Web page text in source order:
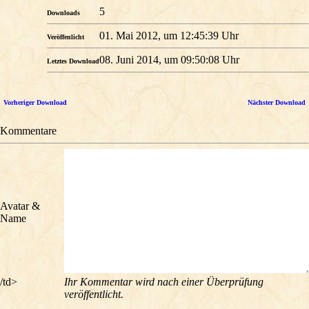
Downloads 5
Veröffenlicht 01. Mai 2012, um 12:45:39 Uhr
Letztes Download08. Juni 2014, um 09:50:08 Uhr
Vorheriger Download Nächster Download
Kommentare
Avatar &
Name
/td>
Ihr Kommentar wird nach einer Überprüfung
veröffentlicht.